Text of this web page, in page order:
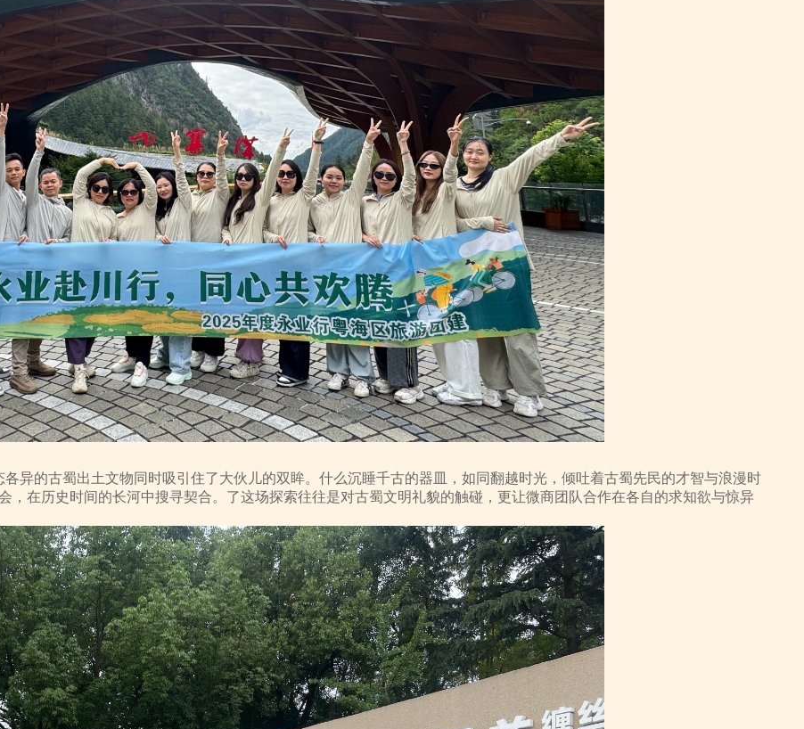
异的古蜀出土文物同时吸引住了大伙儿的双眸。什么沉睡千古的器皿，如同翻越时光，倾吐着古蜀先民的才智与浪漫时
，在历史时间的长河中搜寻契合。了这场探索往往是对古蜀文明礼貌的触碰，更让微商团队合作在各自的求知欲与惊异